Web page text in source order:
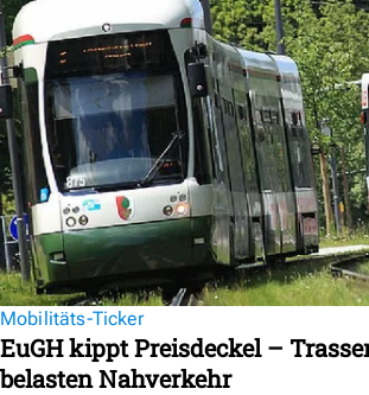
Mobilitäts-Ticker
EuGH kippt Preisdeckel –
belasten Nahverkehr